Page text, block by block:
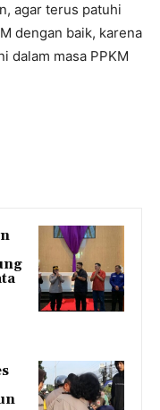
agar terus patuhi
dengan baik, karena
dalam masa PPKM